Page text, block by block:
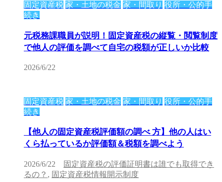
固定資産税 家・土地の税金 家・間取り 役所・公的手
続き
元税務課職員が説明！固定資産税の縦覧・閲覧制度
で他人の評価を調べて自宅の税額が正しいか比較
2026/6/22
固定資産税 家・土地の税金 家・間取り 役所・公的手
続き
【他人の固定資産税評価額の調べ 方】他の人はい
くら払っているか評価額＆税額を調べよう
2026/6/22
固定資産税の評価証明書は誰でも取得でき
るの？ , 固定資産税情報開示制度